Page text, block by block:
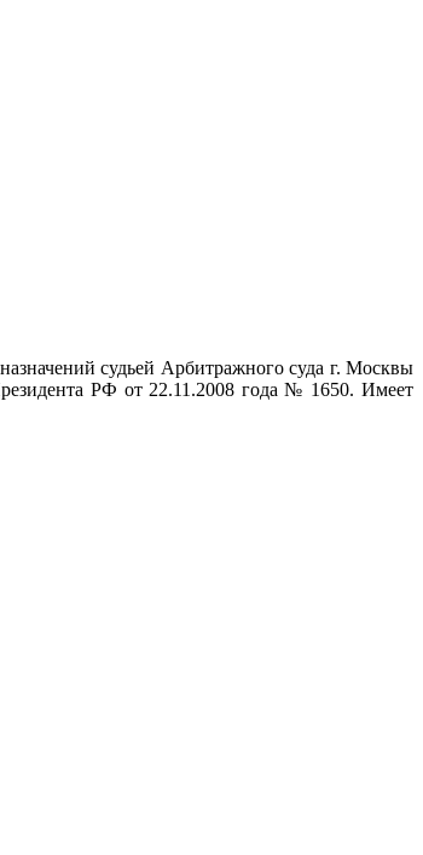
судьей Арбитражного суда г. Москвы
РФ от 22.11.2008 года № 1650. Имеет